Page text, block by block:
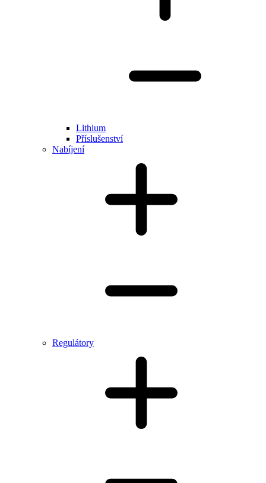
Lithium
Příslušenství
Nabíjení
Regulátory